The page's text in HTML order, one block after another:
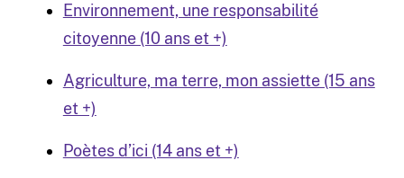
Environnement, une responsabilité
citoyenne (10 ans et +)
Agriculture, ma terre, mon assiette (15 ans
et +)
Poètes d’ici (14 ans et +)